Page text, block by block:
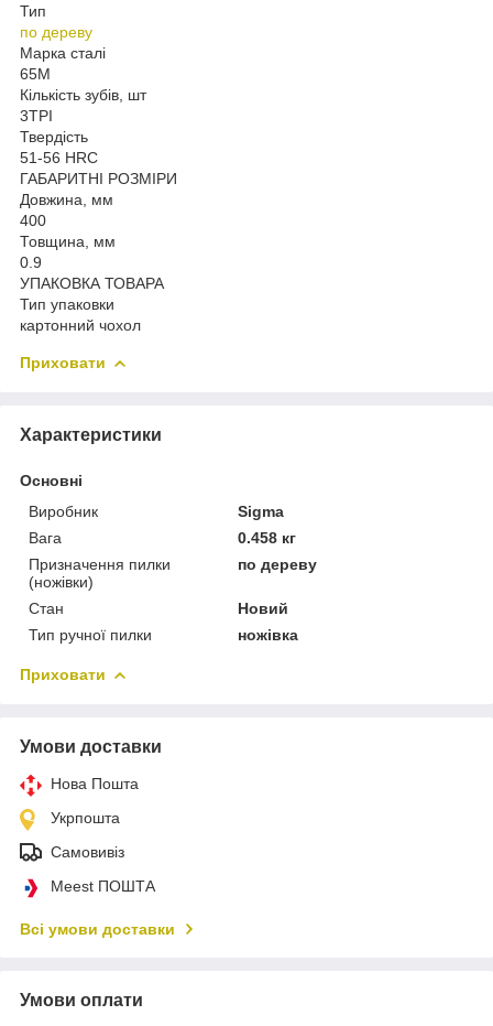
Тип
по дереву
Марка сталі
65M
Кількість зубів, шт
3TPI
Твердість
51-56 HRC
ГАБАРИТНІ РОЗМІРИ
Довжина, мм
400
Товщина, мм
0.9
УПАКОВКА ТОВАРА
Тип упаковки
картонний чохол
Приховати
Характеристики
Основні
Виробник
Sigma
Вага
0.458 кг
Призначення пилки
(ножівки)
по дереву
Стан
Новий
Тип ручної пилки
ножівка
Приховати
Умови доставки
Нова Пошта
Укрпошта
Самовивіз
Meest ПОШТА
Всі умови доставки
Умови оплати